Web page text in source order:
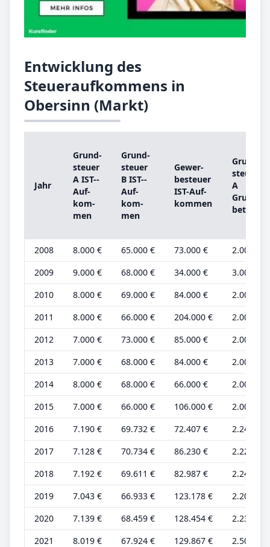
Entwicklung des
Steueraufkommens in
Obersinn (Markt)
Jahr
Grund­
steu­er
A IST-­
Auf­
kom­
men
Grund­
steu­er
B IST-­
Auf­
kom­
men
Ge­wer­
be­steu­er
IST-­Auf­
kom­men
Grund­
steu­er
A
Grund­
be­trag
2008 8.000 € 65.000 € 73.000 €
2.000 €
2009
9.000 € 68.000 € 34.000 €
3.000 €
2010
8.000 € 69.000 € 84.000 €
2.000 €
2011
8.000 € 66.000 € 204.000 €
2.000 €
2012
7.000 € 73.000 € 85.000 €
2.000 €
2013
7.000 € 68.000 € 84.000 €
2.000 €
2014
8.000 € 68.000 € 66.000 €
2.000 €
2015
7.000 € 66.000 € 106.000 €
2.000 €
2016
7.190 € 69.732 € 72.407 €
2.247 €
2017
7.128 € 70.734 € 86.230 €
2.228 €
2018
7.192 € 69.611 € 82.987 €
2.248 €
2019
7.043 € 66.933 € 123.178 €
2.201 €
2020
7.139 € 68.459 € 128.454 €
2.231 €
2021
8.019 € 67.924 € 129.867 €
2.506 €